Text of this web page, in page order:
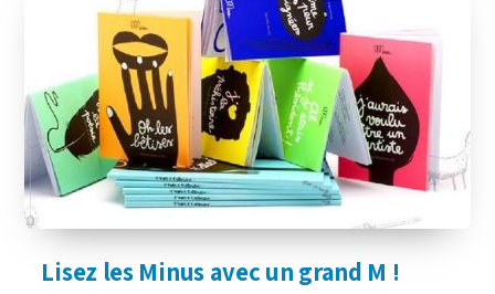
Lisez les Minus avec un grand M !